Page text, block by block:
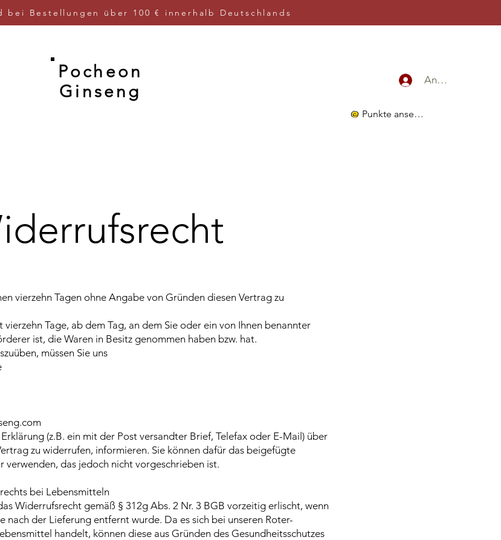
bei Bestellungen über 100 € innerhalb Deutschlands
Pocheon
Ginseng
Anmelden
Punkte ansehen
vierzehn Tagen ohne Angabe von Gründen diesen Vertrag zu
Tage, ab dem Tag, an dem Sie oder ein von Ihnen benannter
ist, die Waren in Besitz genommen haben bzw. hat.
müssen Sie uns
(z.B. ein mit der Post versandter Brief, Telefax oder E-Mail) über
zu widerrufen, informieren. Sie können dafür das beigefügte
verwenden, das jedoch nicht vorgeschrieben ist.
bei Lebensmitteln
Widerrufsrecht gemäß § 312g Abs. 2 Nr. 3 BGB vorzeitig erlischt, wenn
nach der Lieferung entfernt wurde. Da es sich bei unseren Roter-
handelt, können diese aus Gründen des Gesundheitsschutzes